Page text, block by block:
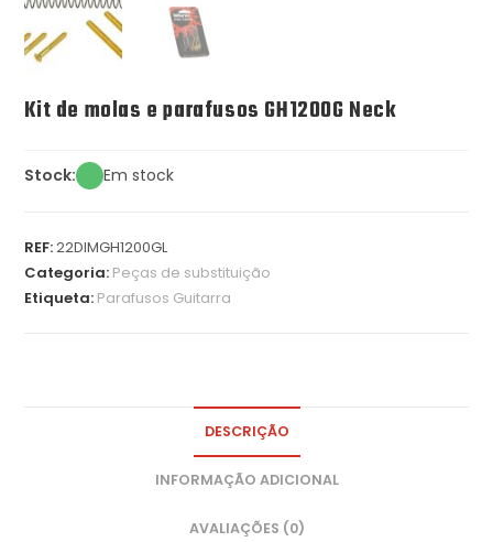
Kit de molas e parafusos GH1200G Neck
Stock: Em stock
REF:22DIMGH1200GL
Categoria: Peças de substituição
Etiqueta: Parafusos Guitarra
DESCRIÇÃO
INFORMAÇÃO ADICIONAL
AVALIAÇÕES (0)